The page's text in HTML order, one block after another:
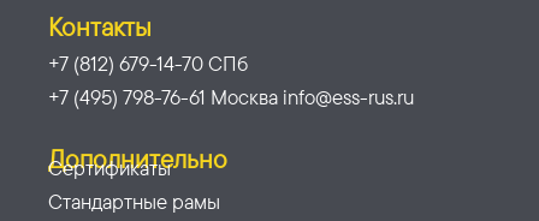
Контакты
+7 (812) 679-14-70 СПб
+7 (495) 798-76-61 Москва info@ess-rus.ru
Дополнительно
Сертификаты
Стандартные рамы